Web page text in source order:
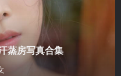
蒸房写真合集